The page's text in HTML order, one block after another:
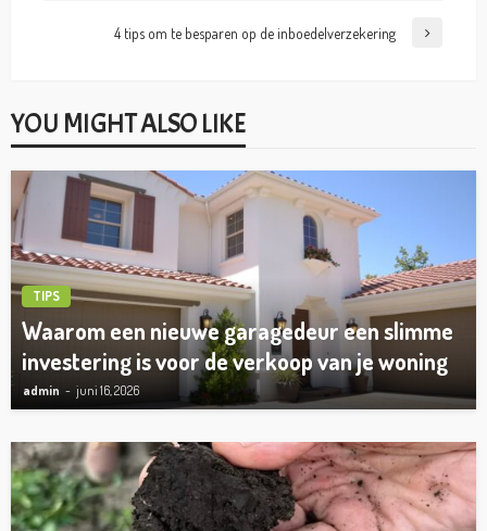
4 tips om te besparen op de inboedelverzekering
YOU MIGHT ALSO LIKE
TIPS
Waarom een nieuwe garagedeur een slimme
investering is voor de verkoop van je woning
admin juni 16, 2026